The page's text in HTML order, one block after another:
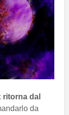
ritorna dal
da